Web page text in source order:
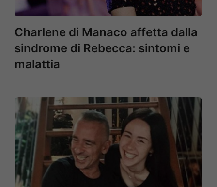
Charlene di Manaco affetta dalla
sindrome di Rebecca: sintomi e
malattia